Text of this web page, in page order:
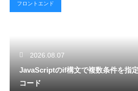
フロントエンド
2026.08.07
JavaScriptのif構文で複数条件を指
コード